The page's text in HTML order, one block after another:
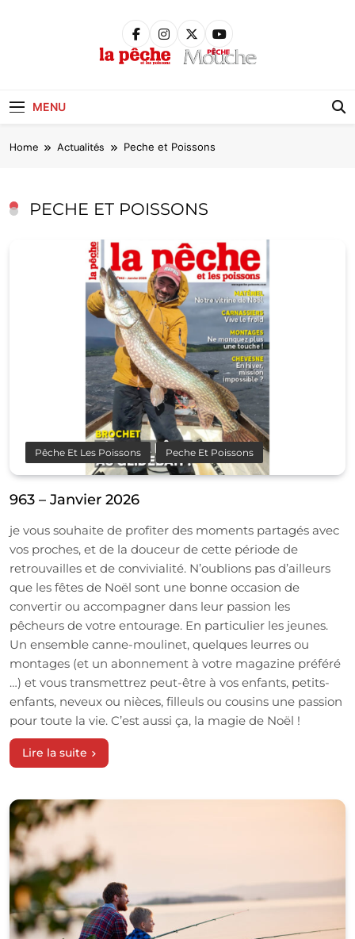
MENU
Home Actualités Peche et Poissons
PECHE ET POISSONS
Pêche Et Les Poissons Peche Et Poissons
963 – Janvier 2026
je vous souhaite de profiter des moments partagés avec
vos proches, et de la douceur de cette période de
retrouvailles et de convivialité. N’oublions pas d’ailleurs
que les fêtes de Noël sont une bonne occasion de
convertir ou accompagner dans leur passion les
pêcheurs de votre entourage. En particulier les jeunes.
Un ensemble canne-moulinet, quelques leurres ou
montages (et un abonnement à votre magazine préféré
…) et vous transmettrez peut-être à vos enfants, petits-
enfants, neveux ou nièces, filleuls ou cousins une passion
pour toute la vie. C’est aussi ça, la magie de Noël !
Lire la suite